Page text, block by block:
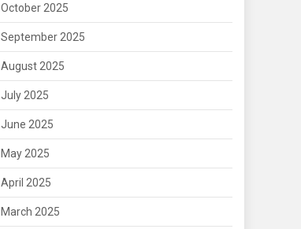
October 2025
September 2025
August 2025
July 2025
June 2025
May 2025
April 2025
March 2025